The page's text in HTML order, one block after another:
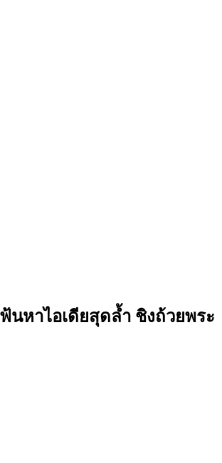
นหาไอเดียสุดล้ำ ชิงถ้วยพระ